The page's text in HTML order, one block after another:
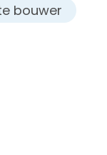
bouwer